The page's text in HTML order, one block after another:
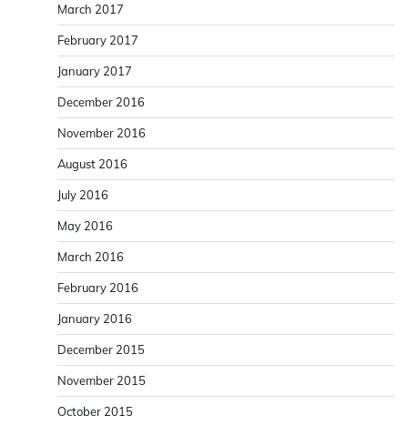
March 2017
February 2017
January 2017
December 2016
November 2016
August 2016
July 2016
May 2016
March 2016
February 2016
January 2016
December 2015
November 2015
October 2015